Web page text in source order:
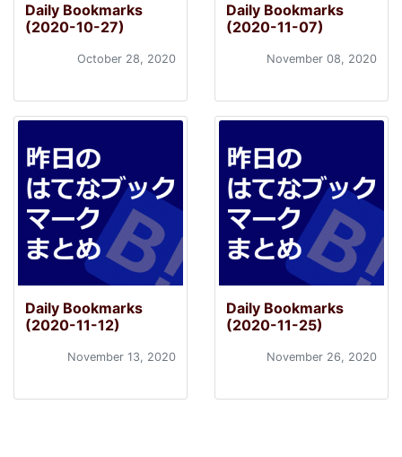
Daily Bookmarks
(2020-10-27)
October 28, 2020
Daily Bookmarks
(2020-11-07)
November 08, 2020
Daily Bookmarks
(2020-11-12)
November 13, 2020
Daily Bookmarks
(2020-11-25)
November 26, 2020